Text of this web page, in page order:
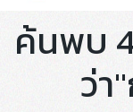
ค้นพบ
ว่า